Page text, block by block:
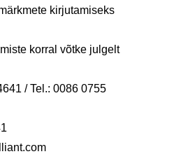
kirjutamiseks
korral võtke julgelt
/ Tel.: 0086 0755